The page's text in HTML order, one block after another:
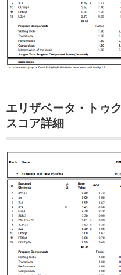
エリザベータ・トゥ
スコア詳細